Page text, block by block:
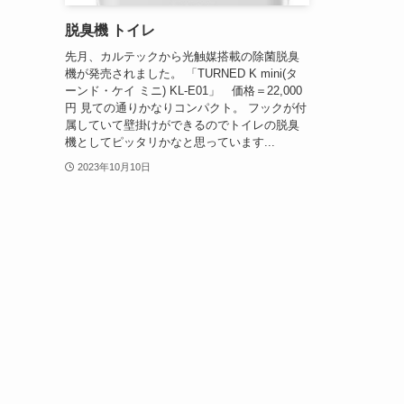
脱臭機 トイレ
先月、カルテックから光触媒搭載の除菌脱臭
機が発売されました。 「TURNED K mini(タ
ーンド・ケイ ミニ) KL-E01」 価格＝22,000
円 見ての通りかなりコンパクト。 フックが付
属していて壁掛けができるのでトイレの脱臭
機としてピッタリかなと思っています...
2023年10月10日